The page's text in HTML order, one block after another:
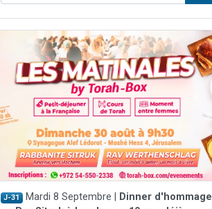
J-31 Mardi 8 Septembre |
Dinner d'hommage